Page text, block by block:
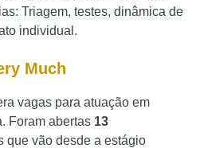
Triagem, testes, dinâmica de
individual.
Much
vagas para atuação em
Foram abertas 13
que vão desde a estágio